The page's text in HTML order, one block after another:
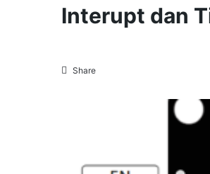
Interupt dan
Share